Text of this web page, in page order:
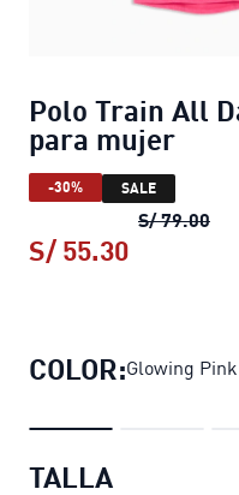
Polo Train All
para mujer
-30% SALE
S/ 79.00
S/ 55.30
COLOR:Glowing
TALLA